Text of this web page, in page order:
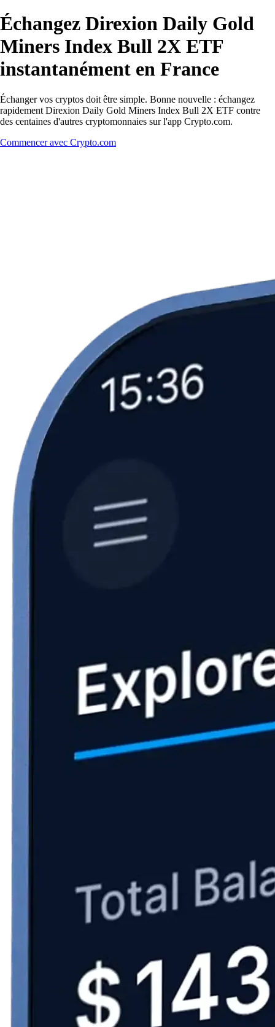
Échangez Direxion Daily Gold
Miners Index Bull 2X ETF
instantanément en France
Échanger vos cryptos doit être simple. Bonne nouvelle : échangez
rapidement Direxion Daily Gold Miners Index Bull 2X ETF contre
des centaines d'autres cryptomonnaies sur l'app Crypto.com.
Commencer avec Crypto.com